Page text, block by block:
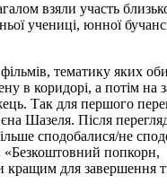
взяли участь
учениці, юнної
тематику яких
в коридорі, а потім на
Так для першого
Шазеля. Після
сподобалися/не
«Безкоштовний попкорн,
кращим для завершення